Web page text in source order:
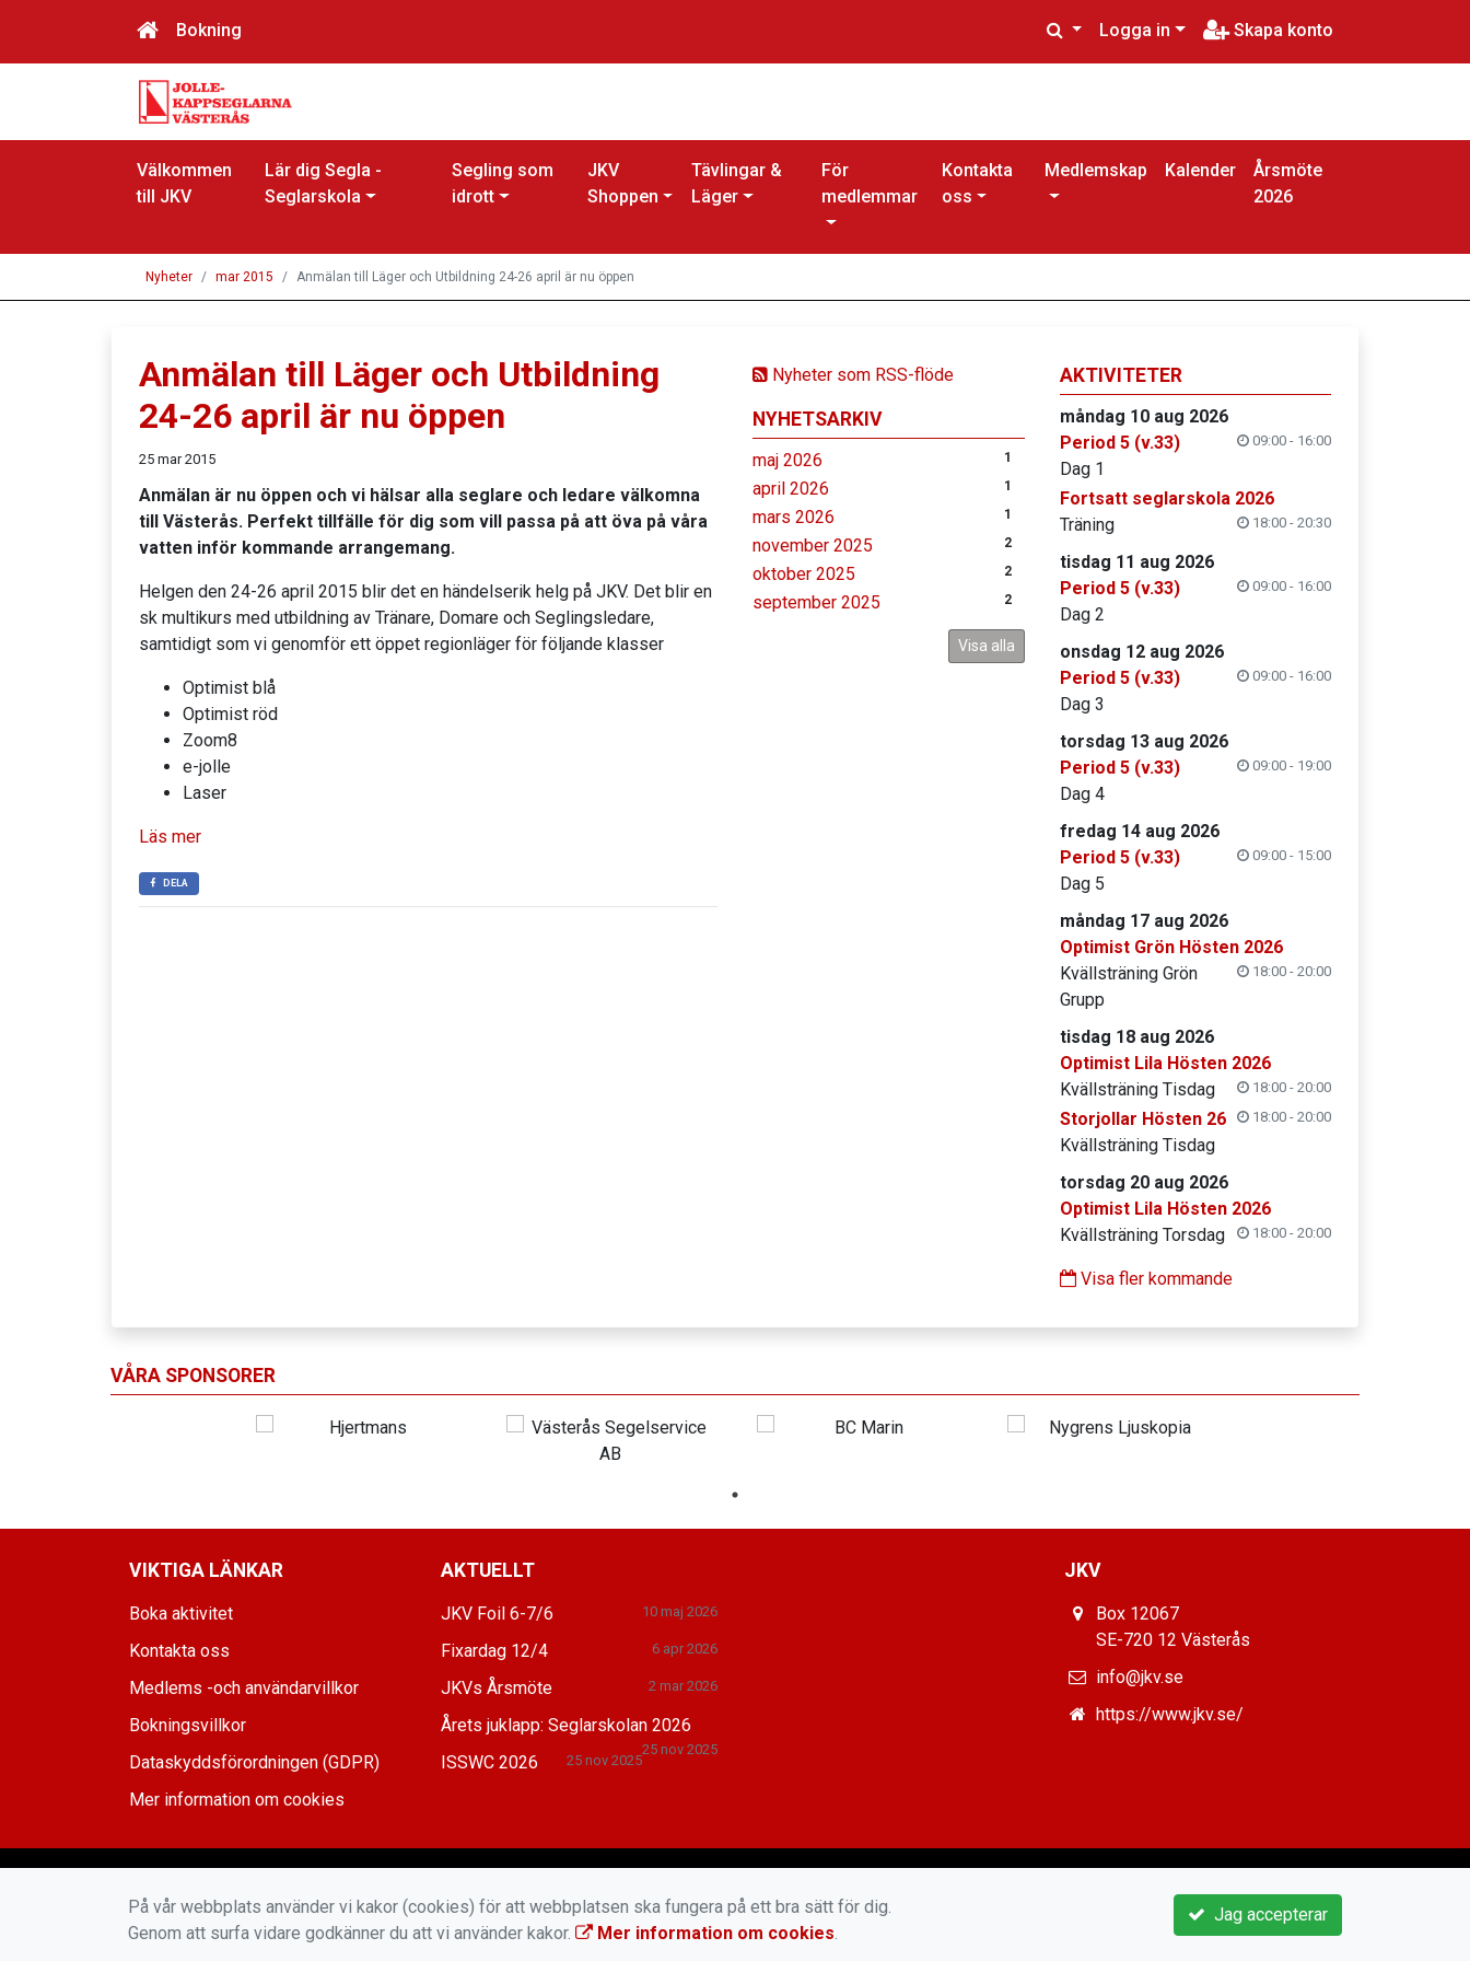
Bokning Logga in Skapa konto
Välkommen
till JKV
Lär dig Segla -
Seglarskola
Segling som
idrott
JKV
Shoppen
Tävlingar &
Läger
För
medlemmar
Kontakta
oss
Medlemskap Kalender
Årsmöte
2026
Nyheter mar 2015 Anmälan till Läger och Utbildning 24-26 april är nu öppen
Nyheter som RSS-flöde
NYHETSARKIV
maj 2026 1
april 2026 1
mars 2026 1
november 2025 2
oktober 2025 2
september 2025 2
Visa alla
Anmälan till Läger och Utbildning
24-26 april är nu öppen
25 mar 2015
Anmälan är nu öppen och vi hälsar alla seglare och ledare välkomna
till Västerås. Perfekt tillfälle för dig som vill passa på att öva på våra
vatten inför kommande arrangemang.
Helgen den 24-26 april 2015 blir det en händelserik helg på JKV. Det blir en
sk multikurs med utbildning av Tränare, Domare och Seglingsledare,
samtidigt som vi genomför ett öppet regionläger för följande klasser
Optimist blå
Optimist röd
Zoom8
e-jolle
Laser
Läs mer
DELA
AKTIVITETER
måndag 10 aug 2026
Period 5 (v.33)
09:00 - 16:00
Dag 1
Fortsatt seglarskola 2026
18:00 - 20:30
Träning
tisdag 11 aug 2026
Period 5 (v.33)
09:00 - 16:00
Dag 2
onsdag 12 aug 2026
Period 5 (v.33)
09:00 - 16:00
Dag 3
torsdag 13 aug 2026
Period 5 (v.33)
09:00 - 19:00
Dag 4
fredag 14 aug 2026
Period 5 (v.33)
09:00 - 15:00
Dag 5
måndag 17 aug 2026
Optimist Grön Hösten 2026
18:00 - 20:00
Kvällsträning Grön
Grupp
tisdag 18 aug 2026
Optimist Lila Hösten 2026
18:00 - 20:00
Kvällsträning Tisdag
Storjollar Hösten 26
18:00 - 20:00
Kvällsträning Tisdag
torsdag 20 aug 2026
Optimist Lila Hösten 2026
18:00 - 20:00
Kvällsträning Torsdag
Visa fler kommande
VÅRA SPONSORER
VIKTIGA LÄNKAR
Boka aktivitet
Kontakta oss
Medlems -och användarvillkor
Bokningsvillkor
Dataskyddsförordningen (GDPR)
Mer information om cookies
AKTUELLT
JKV Foil 6-7/6 10 maj 2026
Fixardag 12/4 6 apr 2026
JKVs Årsmöte 2 mar 2026
Årets juklapp: Seglarskolan 2026
25 nov 2025
ISSWC 2026 25 nov 2025
JKV
Box 12067
SE-720 12 Västerås
info@jkv.se
https://www.jkv.se/
Jag accepterar
På vår webbplats använder vi kakor (cookies) för att webbplatsen ska fungera på ett bra sätt för dig.
Genom att surfa vidare godkänner du att vi använder kakor.
Mer information om cookies.